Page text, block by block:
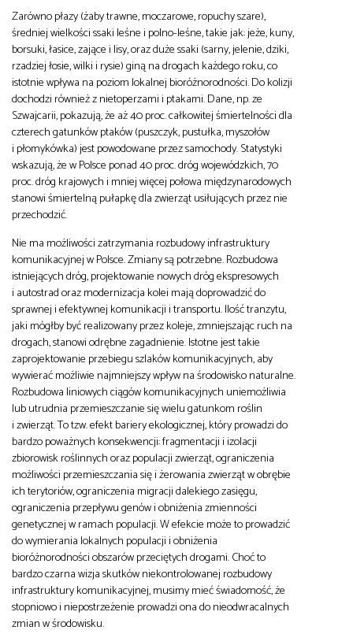
Zarówno płazy (żaby trawne, moczarowe, ropuchy szare),
średniej wielkości ssaki leśne i polno-leśne, takie jak: jeże, kuny,
borsuki, łasice, zające i lisy, oraz duże ssaki (sarny, jelenie, dziki,
rzadziej łosie, wilki i rysie) giną na drogach każdego roku, co
istotnie wpływa na poziom lokalnej bioróżnorodności. Do kolizji
dochodzi również z nietoperzami i ptakami. Dane, np. ze
Szwajcarii, pokazują, że aż 40 proc. całkowitej śmiertelności dla
czterech gatunków ptaków (puszczyk, pustułka, myszołów
i płomykówka) jest powodowane przez samochody. Statystyki
wskazują, że w Polsce ponad 40 proc. dróg wojewódzkich, 70
proc. dróg krajowych i mniej więcej połowa międzynarodowych
stanowi śmiertelną pułapkę dla zwierząt usiłujących przez nie
przechodzić.
Nie ma możliwości zatrzymania rozbudowy infrastruktury
komunikacyjnej w Polsce. Zmiany są potrzebne. Rozbudowa
istniejących dróg, projektowanie nowych dróg ekspresowych
i autostrad oraz modernizacja kolei mają doprowadzić do
sprawnej i efektywnej komunikacji i transportu. Ilość tranzytu,
jaki mógłby być realizowany przez koleje, zmniejszając ruch na
drogach, stanowi odrębne zagadnienie. Istotne jest takie
zaprojektowanie przebiegu szlaków komunikacyjnych, aby
wywierać możliwie najmniejszy wpływ na środowisko naturalne.
Rozbudowa liniowych ciągów komunikacyjnych uniemożliwia
lub utrudnia przemieszczanie się wielu gatunkom roślin
i zwierząt. To tzw. efekt bariery ekologicznej, który prowadzi do
bardzo poważnych konsekwencji: fragmentacji i izolacji
zbiorowisk roślinnych oraz populacji zwierząt, ograniczenia
możliwości przemieszczania się i żerowania zwierząt w obrębie
ich terytoriów, ograniczenia migracji dalekiego zasięgu,
ograniczenia przepływu genów i obniżenia zmienności
genetycznej w ramach populacji. W efekcie może to prowadzić
do wymierania lokalnych populacji i obniżenia
bioróżnorodności obszarów przeciętych drogami. Choć to
bardzo czarna wizja skutków niekontrolowanej rozbudowy
infrastruktury komunikacyjnej, musimy mieć świadomość, że
stopniowo i niepostrzeżenie prowadzi ona do nieodwracalnych
zmian w środowisku.